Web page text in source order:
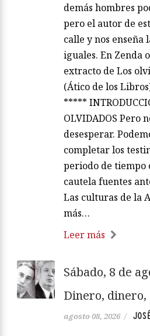
demás hombres
pero el autor de
calle y nos enseña
iguales. En Zenda
extracto de Los
(Ático de los
*****
OLVIDADOS Pero
desesperar.
completar los
periodo de tiempo
cautela fuentes
Las culturas de la
más…
Leer más
Sábado, 8 de
Dinero,
agosto 08, 2026 /